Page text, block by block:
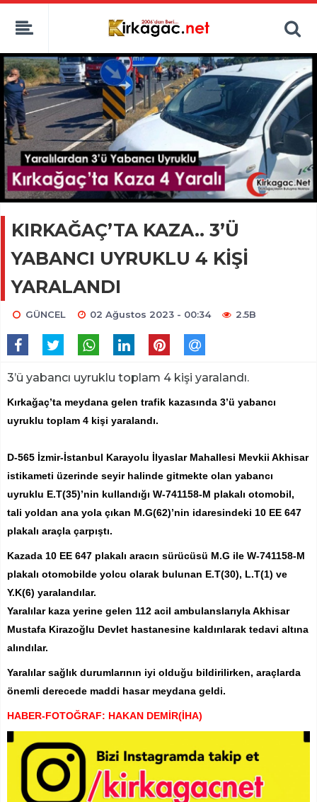
KIRKAĞAÇ’TA KAZA.. 3’Ü
YABANCI UYRUKLU 4 KİŞİ
YARALANDI
GÜNCEL 02 Ağustos 2023 - 00:34 2.5B
3’ü yabancı uyruklu toplam 4 kişi yaralandı.
Kırkağaç’ta meydana gelen trafik kazasında 3’ü yabancı
uyruklu toplam 4 kişi yaralandı.
D-565 İzmir-İstanbul Karayolu İlyaslar Mahallesi Mevkii Akhisar
istikameti üzerinde seyir halinde gitmekte olan yabancı
uyruklu E.T(35)’nin kullandığı W-741158-M plakalı otomobil,
tali yoldan ana yola çıkan M.G(62)’nin idaresindeki 10 EE 647
plakalı araçla çarpıştı.
Kazada 10 EE 647 plakalı aracın sürücüsü M.G ile W-741158-M
plakalı otomobilde yolcu olarak bulunan E.T(30), L.T(1) ve
Y.K(6) yaralandılar.
Yaralılar kaza yerine gelen 112 acil ambulanslarıyla Akhisar
Mustafa Kirazoğlu Devlet hastanesine kaldırılarak tedavi altına
alındılar.
Yaralılar sağlık durumlarının iyi olduğu bildirilirken, araçlarda
önemli derecede maddi hasar meydana geldi.
HABER-FOTOĞRAF: HAKAN DEMİR(İHA)